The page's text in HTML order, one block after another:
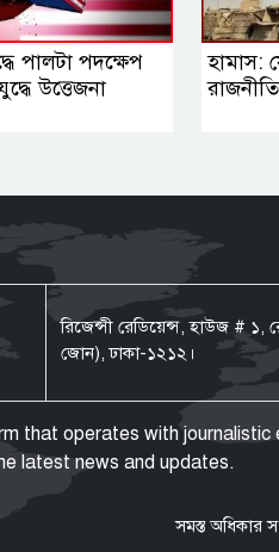
পালটা পদক্ষেপ
‍উত্তেজনা
হামাস:
রিজেন্সী রেডিয়েন্স, হাউজ #
জোন), ঢাকা-১২১২।
that operates with
latest news and updates.
সমস্ত অধিকার